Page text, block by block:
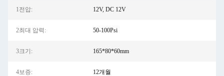
1전압: 12V, DC 12V
2최대 압력: 50-100Psi
3크기: 165*80*60mm
4보증: 12개월